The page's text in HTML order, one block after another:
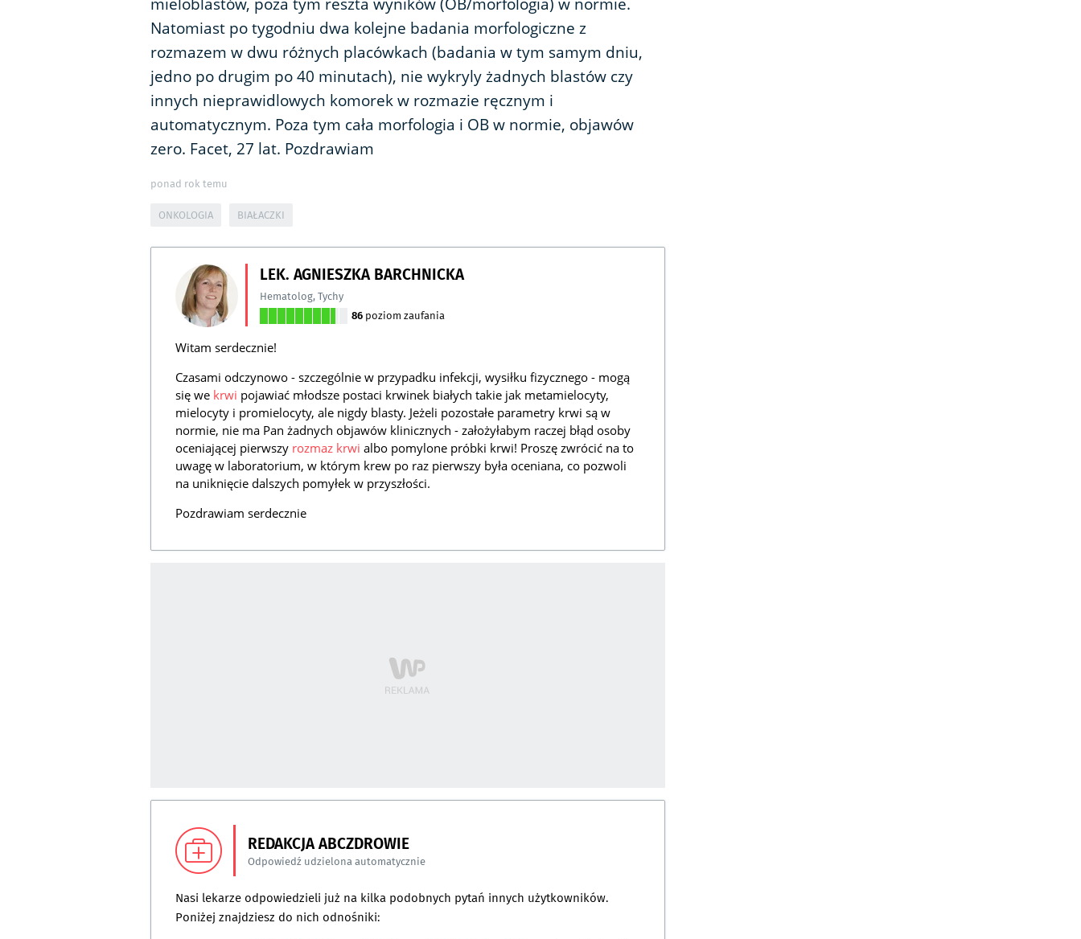
Natomiast po tygodniu dwa kolejne badania morfologiczne z
rozmazem w dwu różnych placówkach (badania w tym samym dniu,
jedno po drugim po 40 minutach), nie wykryly żadnych blastów czy
innych nieprawidlowych komorek w rozmazie ręcznym i
automatycznym. Poza tym cała morfologia i OB w normie, objawów
zero. Facet, 27 lat. Pozdrawiam
ponad rok temu
ONKOLOGIA BIAŁACZKI
LEK. AGNIESZKA BARCHNICKA
Hematolog,Tychy
86 poziom zaufania
Witam serdecznie!
Czasami odczynowo - szczególnie w przypadku infekcji, wysiłku fizycznego - mogą
się we krwi pojawiać młodsze postaci krwinek białych takie jak metamielocyty,
mielocyty i promielocyty, ale nigdy blasty. Jeżeli pozostałe parametry krwi są w
normie, nie ma Pan żadnych objawów klinicznych - założyłabym raczej błąd osoby
oceniającej pierwszy rozmaz krwi albo pomylone próbki krwi! Proszę zwrócić na to
uwagę w laboratorium, w którym krew po raz pierwszy była oceniana, co pozwoli
na uniknięcie dalszych pomyłek w przyszłości.
Pozdrawiam serdecznie
REDAKCJA ABCZDROWIE
Odpowiedź udzielona automatycznie
Nasi lekarze odpowiedzieli już na kilka podobnych pytań innych użytkowników.
Poniżej znajdziesz do nich odnośniki: